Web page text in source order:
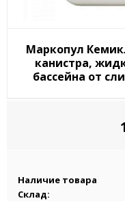
Маркопул
канистра,
бассейна от
Наличие товара
Склад: